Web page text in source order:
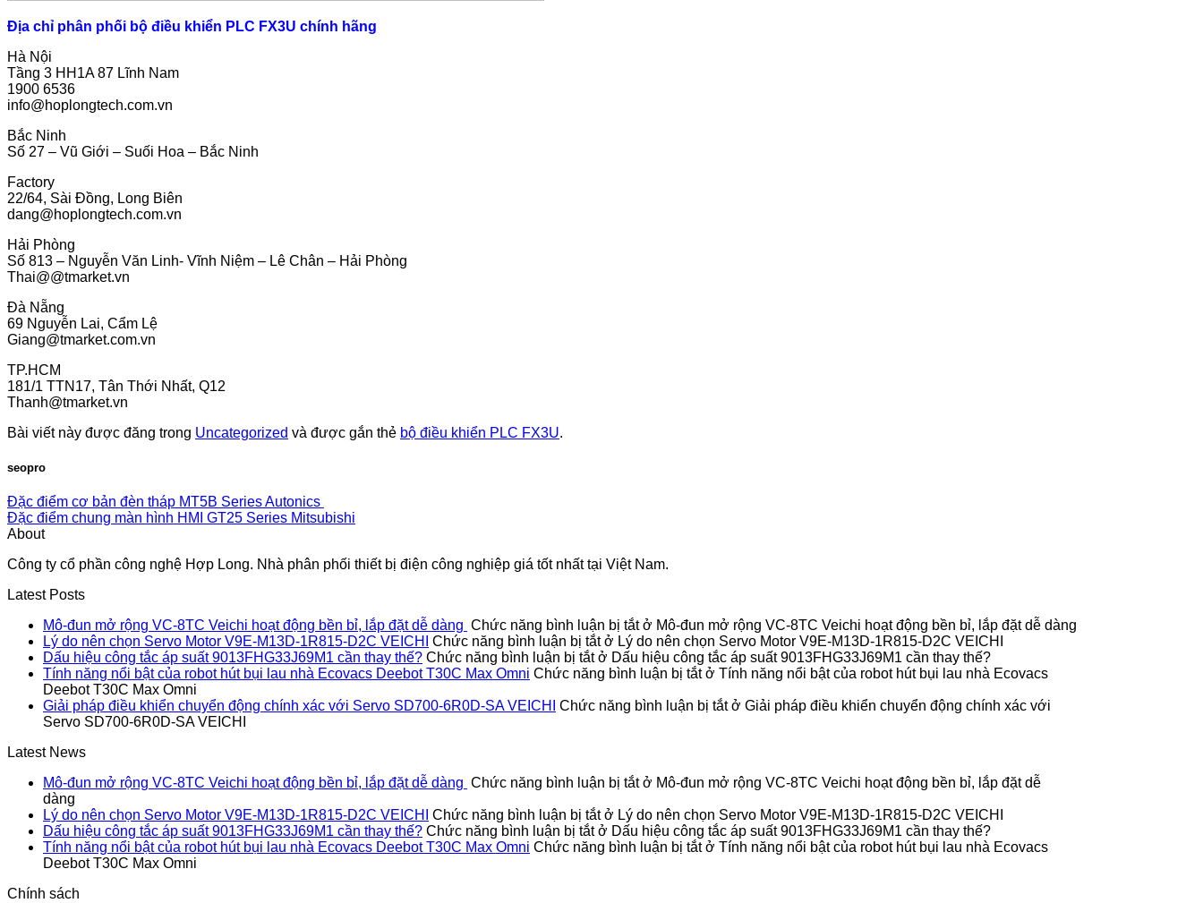
Địa chỉ phân phối bộ điều khiển PLC FX3U chính hãng
Hà Nội
Tầng 3 HH1A 87 Lĩnh Nam
1900 6536
info@hoplongtech.com.vn
Bắc Ninh
Số 27 – Vũ Giới – Suối Hoa – Bắc Ninh
Factory
22/64, Sài Đồng, Long Biên
dang@hoplongtech.com.vn
Hải Phòng
Số 813 – Nguyễn Văn Linh- Vĩnh Niệm – Lê Chân – Hải Phòng
Thai@@tmarket.vn
Đà Nẵng
69 Nguyễn Lai, Cẩm Lệ
Giang@tmarket.com.vn
TP.HCM
181/1 TTN17, Tân Thới Nhất, Q12
Thanh@tmarket.vn
Bài viết này được đăng trong Uncategorized và được gắn thẻ bộ điều khiển PLC FX3U.
seopro
Đặc điểm cơ bản đèn tháp MT5B Series Autonics
Đặc điểm chung màn hình HMI GT25 Series Mitsubishi
About
Công ty cổ phần công nghệ Hợp Long. Nhà phân phối thiết bị điện công nghiệp giá tốt nhất tại Việt Nam.
Latest Posts
Mô-đun mở rộng VC-8TC Veichi hoạt động bền bỉ, lắp đặt dễ dàng Chức năng bình luận bị tắtở Mô-đun mở rộng VC-8TC Veichi hoạt động bền bỉ, lắp đặt dễ dàng
Lý do nên chọn Servo Motor V9E-M13D-1R815-D2C VEICHI
Chức năng bình luận bị tắtở Lý do nên chọn Servo Motor V9E-M13D-1R815-D2C VEICHI
Dấu hiệu công tắc áp suất 9013FHG33J69M1 cần thay thế? Chức năng bình luận bị tắtở Dấu hiệu công tắc áp suất 9013FHG33J69M1 cần thay thế?
Tính năng nổi bật của robot hút bụi lau nhà Ecovacs Deebot T30C Max Omni Chức năng bình luận bị tắtở Tính năng nổi bật của robot hút bụi lau nhà Ecovacs
Deebot T30C Max Omni
Giải pháp điều khiển chuyển động chính xác với Servo SD700-6R0D-SA VEICHI
Chức năng bình luận bị tắtở Giải pháp điều khiển chuyển động chính xác với
Servo SD700-6R0D-SA VEICHI
Latest News
Mô-đun mở rộng VC-8TC Veichi hoạt động bền bỉ, lắp đặt dễ dàng Chức năng bình luận bị tắtở Mô-đun mở rộng VC-8TC Veichi hoạt động bền bỉ, lắp đặt dễ
dàng
Lý do nên chọn Servo Motor V9E-M13D-1R815-D2C VEICHI
Chức năng bình luận bị tắtở Lý do nên chọn Servo Motor V9E-M13D-1R815-D2C VEICHI
Dấu hiệu công tắc áp suất 9013FHG33J69M1 cần thay thế? Chức năng bình luận bị tắtở Dấu hiệu công tắc áp suất 9013FHG33J69M1 cần thay thế?
Tính năng nổi bật của robot hút bụi lau nhà Ecovacs Deebot T30C Max Omni Chức năng bình luận bị tắtở Tính năng nổi bật của robot hút bụi lau nhà Ecovacs
Deebot T30C Max Omni
Chính sách